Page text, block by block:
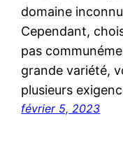
domaine
Cependant,
pas
grande variété,
plusieurs
février 5, 2023